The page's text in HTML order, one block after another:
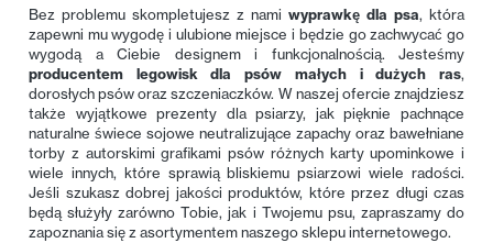
Bez problemu skompletujesz z nami wyprawkę dla psa, która
zapewni mu wygodę i ulubione miejsce i będzie go zachwycać go
wygodą a Ciebie designem i funkcjonalnością. Jesteśmy
producentem legowisk dla psów małych i dużych ras,
dorosłych psów oraz szczeniaczków. W naszej ofercie znajdziesz
także wyjątkowe prezenty dla psiarzy, jak pięknie pachnące
naturalne świece sojowe neutralizujące zapachy oraz bawełniane
torby z autorskimi grafikami psów różnych karty upominkowe i
wiele innych, które sprawią bliskiemu psiarzowi wiele radości.
Jeśli szukasz dobrej jakości produktów, które przez długi czas
będą służyły zarówno Tobie, jak i Twojemu psu, zapraszamy do
zapoznania się z asortymentem naszego sklepu internetowego.